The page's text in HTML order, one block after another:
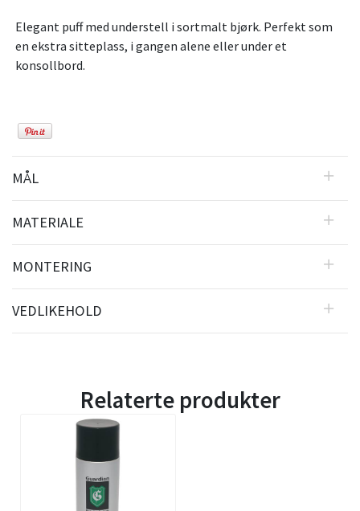
Elegant puff med understell i sortmalt bjørk. Perfekt som
en ekstra sitteplass, i gangen alene eller under et
konsollbord.
MÅL
MATERIALE
MONTERING
VEDLIKEHOLD
Relaterte produkter